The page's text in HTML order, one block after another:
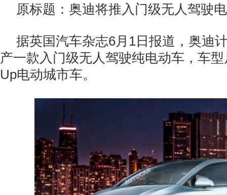
原标题：奥迪将推入门级无人驾驶
据英国汽车杂志6月1日报道，奥迪
产一款入门级无人驾驶纯电动车，车
Up电动城市车。